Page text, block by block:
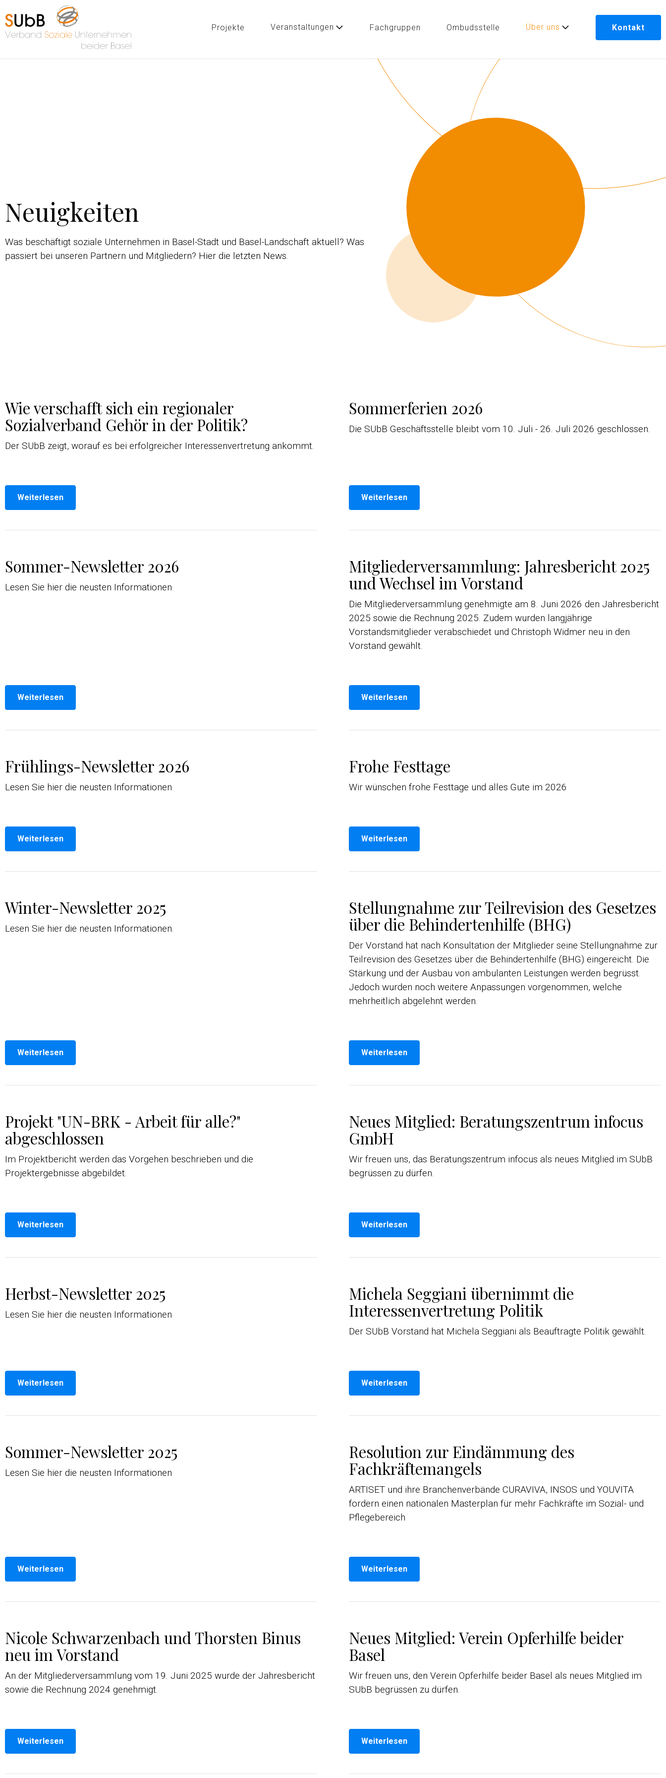
Projekte Veranstaltungen Fachgruppen Ombudsstelle Über uns Kontakt
Neuigkeiten
Was beschäftigt soziale Unternehmen in Basel-Stadt und Basel-Landschaft aktuell? Was
passiert bei unseren Partnern und Mitgliedern? Hier die letzten News.
Wie verschafft sich ein regionaler
Sozialverband Gehör in der Politik?
Der SUbB zeigt, worauf es bei erfolgreicher Interessenvertretung ankommt.
Weiterlesen
Sommerferien 2026
Die SUbB Geschäftsstelle bleibt vom 10. Juli - 26. Juli 2026 geschlossen.
Weiterlesen
Sommer-Newsletter 2026
Lesen Sie hier die neusten Informationen
Weiterlesen
Mitgliederversammlung: Jahresbericht 2025
und Wechsel im Vorstand
Die Mitgliederversammlung genehmigte am 8. Juni 2026 den Jahresbericht
2025 sowie die Rechnung 2025. Zudem wurden langjährige
Vorstandsmitglieder verabschiedet und Christoph Widmer neu in den
Vorstand gewählt.
Weiterlesen
Frühlings-Newsletter 2026
Lesen Sie hier die neusten Informationen
Weiterlesen
Frohe Festtage
Wir wünschen frohe Festtage und alles Gute im 2026
Weiterlesen
Winter-Newsletter 2025
Lesen Sie hier die neusten Informationen.
Weiterlesen
Stellungnahme zur Teilrevision des Gesetzes
über die Behindertenhilfe (BHG)
Der Vorstand hat nach Konsultation der Mitglieder seine Stellungnahme zur
Teilrevision des Gesetzes über die Behindertenhilfe (BHG) eingereicht. Die
Stärkung und der Ausbau von ambulanten Leistungen werden begrüsst.
Jedoch wurden noch weitere Anpassungen vorgenommen, welche
mehrheitlich abgelehnt werden.
Weiterlesen
Projekt "UN-BRK - Arbeit für alle?"
abgeschlossen
Im Projektbericht werden das Vorgehen beschrieben und die
Projektergebnisse abgebildet.
Weiterlesen
Neues Mitglied: Beratungszentrum infocus
GmbH
Wir freuen uns, das Beratungszentrum infocus als neues Mitglied im SUbB
begrüssen zu dürfen.
Weiterlesen
Herbst-Newsletter 2025
Lesen Sie hier die neusten Informationen
Weiterlesen
Michela Seggiani übernimmt die
Interessenvertretung Politik
Der SUbB Vorstand hat Michela Seggiani als Beauftragte Politik gewählt.
Weiterlesen
Sommer-Newsletter 2025
Lesen Sie hier die neusten Informationen
Weiterlesen
Resolution zur Eindämmung des
Fachkräftemangels
ARTISET und ihre Branchenverbände CURAVIVA, INSOS und YOUVITA
fordern einen nationalen Masterplan für mehr Fachkräfte im Sozial- und
Pflegebereich
Weiterlesen
Nicole Schwarzenbach und Thorsten Binus
neu im Vorstand
An der Mitgliederversammlung vom 19. Juni 2025 wurde der Jahresbericht
sowie die Rechnung 2024 genehmigt.
Weiterlesen
Neues Mitglied: Verein Opferhilfe beider
Basel
Wir freuen uns, den Verein Opferhilfe beider Basel als neues Mitglied im
SUbB begrüssen zu dürfen.
Weiterlesen